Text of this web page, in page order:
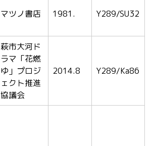
マツノ書店 1981. Y289/SU32
萩市大河ド
ラマ「花燃
ゆ」プロジ
ェクト推進
協議会
2014.8 Y289/Ka86